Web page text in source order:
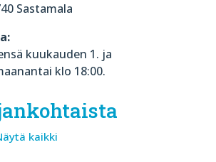
Sastamala
kuukauden 1. ja
klo 18:00.
kaikki